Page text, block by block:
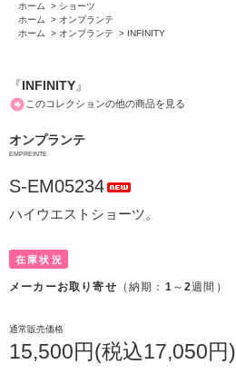
ホーム > ショーツ
ホーム
> オンプランテ
ホーム
> オンプランテ > INFINITY
『INFINITY』
このコレクションの他の商品を見る
オンプランテ
EMPREINTE
S-EM05234
ハイウエストショーツ。
在庫状況
メーカーお取り寄せ （納期： 1 ～2週間）
通常販売価格
15,500円(税込17,050円)